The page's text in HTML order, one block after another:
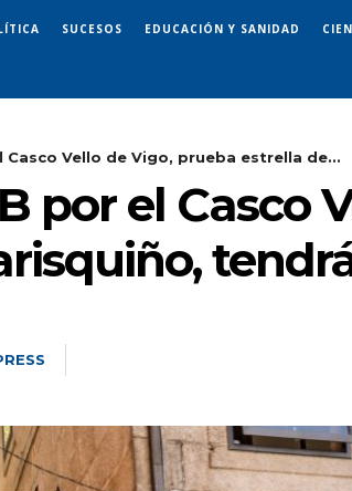
SUCESOS EDUCACIÓN Y SANIDAD
Casco Vello de Vigo, prueba estrella de...
por el Casco